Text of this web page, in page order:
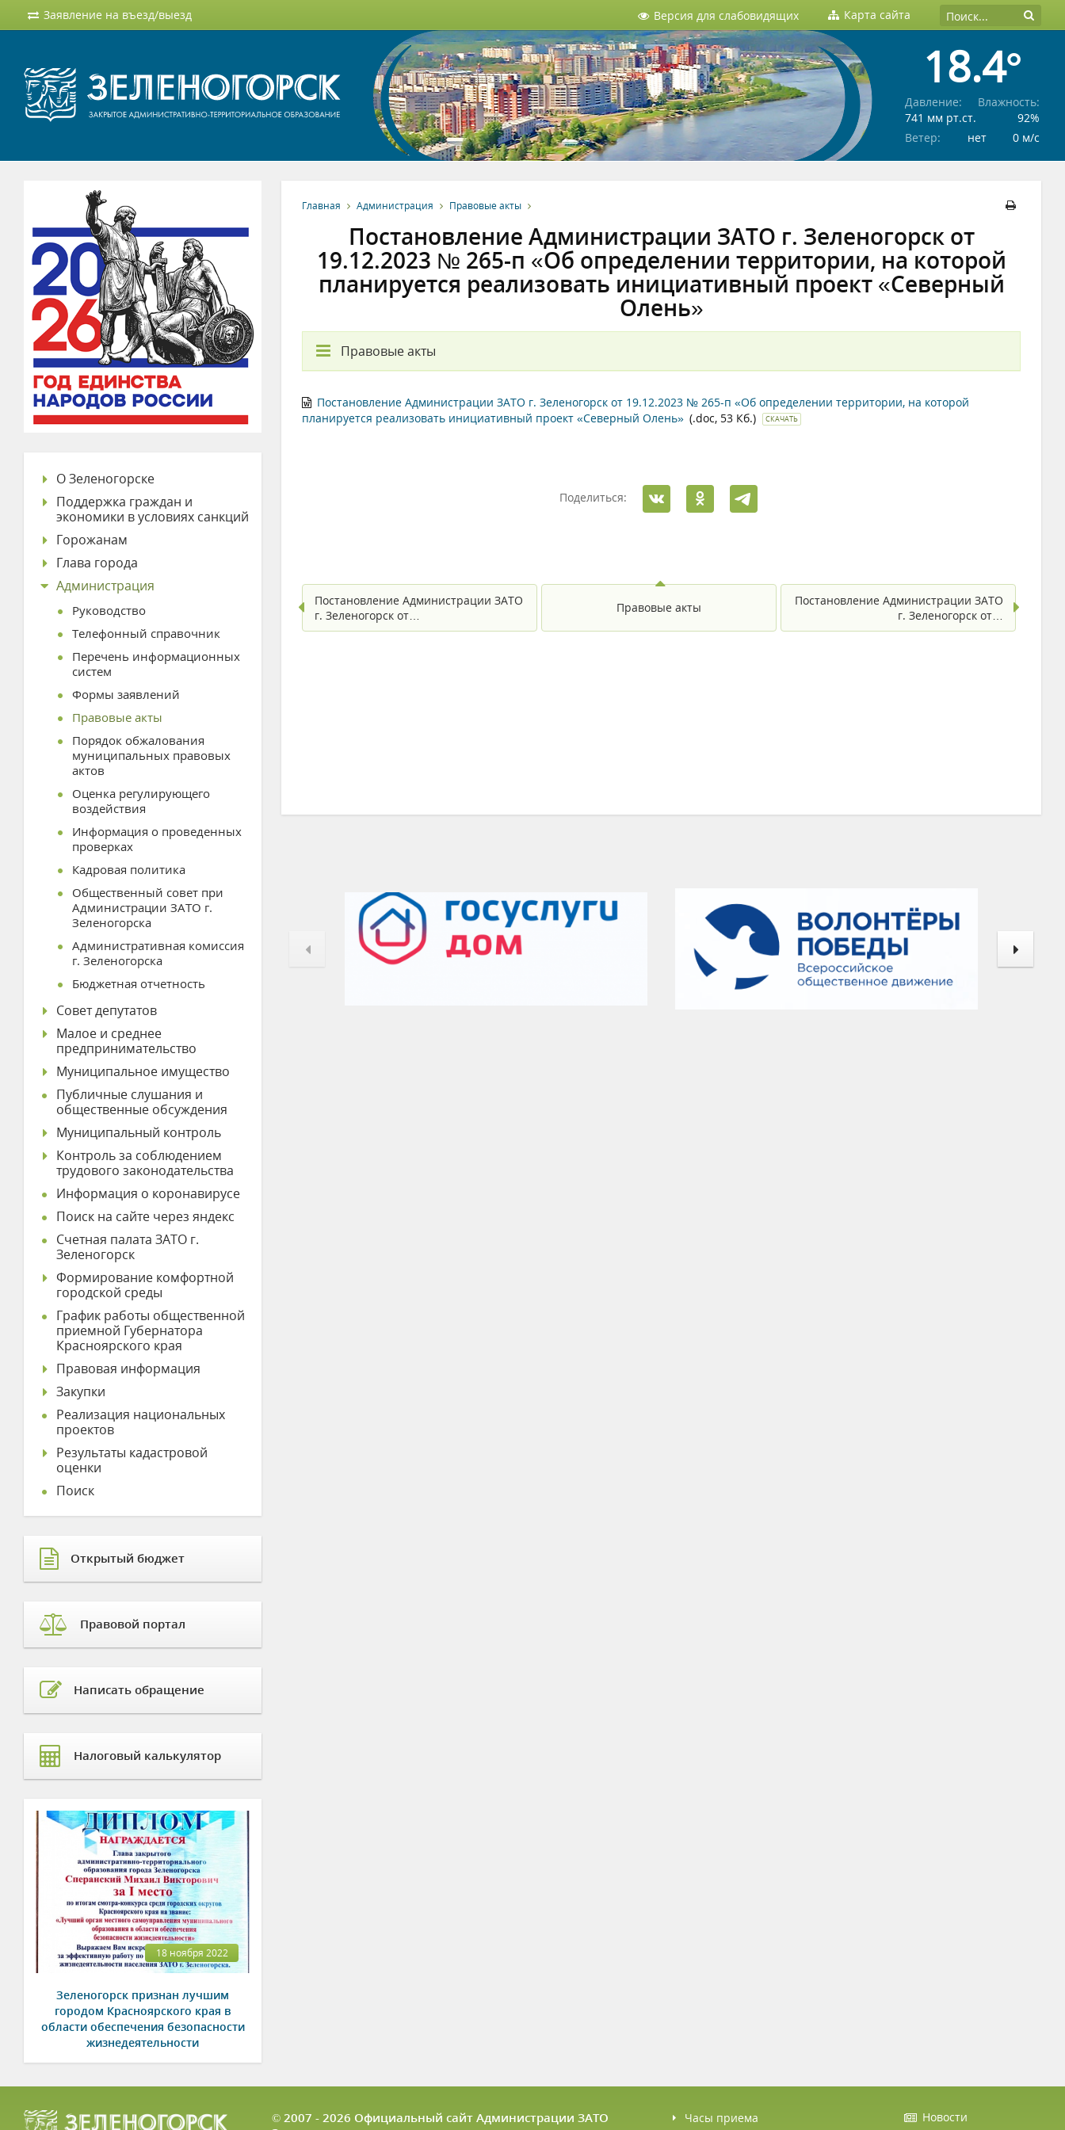
Заявление на въезд/выезд Версия для слабовидящих Карта сайта
18.4°
Давление:
741 мм рт.ст.
Влажность:
92%
Ветер:
нет 0 м/c
Главная Администрация Правовые акты
Постановление Администрации ЗАТО г. Зеленогорск от
19.12.2023 № 265-п «Об определении территории, на которой
планируется реализовать инициативный проект «Северный
Олень»
Правовые акты
Постановление Администрации ЗАТО г. Зеленогорск от 19.12.2023 № 265-п «Об определении территории, на которой
планируется реализовать инициативный проект «Северный Олень» (.doc, 53 Кб.) СКАЧАТЬ
Поделиться:
Постановление Администрации ЗАТО
г. Зеленогорск от…
Правовые акты
Постановление Администрации ЗАТО
г. Зеленогорск от…
О Зеленогорске
Поддержка граждан и
экономики в условиях санкций
Горожанам
Глава города
Администрация
Руководство
Телефонный справочник
Перечень информационных
систем
Формы заявлений
Правовые акты
Порядок обжалования
муниципальных правовых
актов
Оценка регулирующего
воздействия
Информация о проведенных
проверках
Кадровая политика
Общественный совет при
Администрации ЗАТО г.
Зеленогорска
Административная комиссия
г. Зеленогорска
Бюджетная отчетность
Совет депутатов
Малое и среднее
предпринимательство
Муниципальное имущество
Публичные слушания и
общественные обсуждения
Муниципальный контроль
Контроль за соблюдением
трудового законодательства
Информация о коронавирусе
Поиск на сайте через яндекс
Счетная палата ЗАТО г.
Зеленогорск
Формирование комфортной
городской среды
График работы общественной
приемной Губернатора
Красноярского края
Правовая информация
Закупки
Реализация национальных
проектов
Результаты кадастровой
оценки
Поиск
Открытый бюджет
Правовой портал
Написать обращение
Налоговый калькулятор
18 ноября 2022
Зеленогорск признан лучшим
городом Красноярского края в
области обеспечения безопасности
жизнедеятельности
© 2007 - 2026 Официальный сайт Администрации ЗАТО
Часы приема Новости